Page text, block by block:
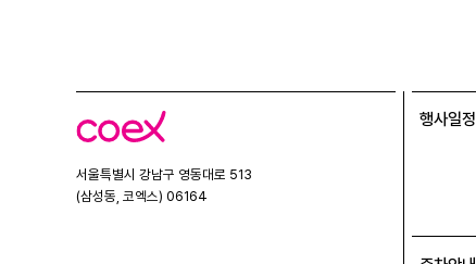
코
엑
서울특별시 강남구 영동대로 513
(삼성동, 코엑스) 06164
행사일정